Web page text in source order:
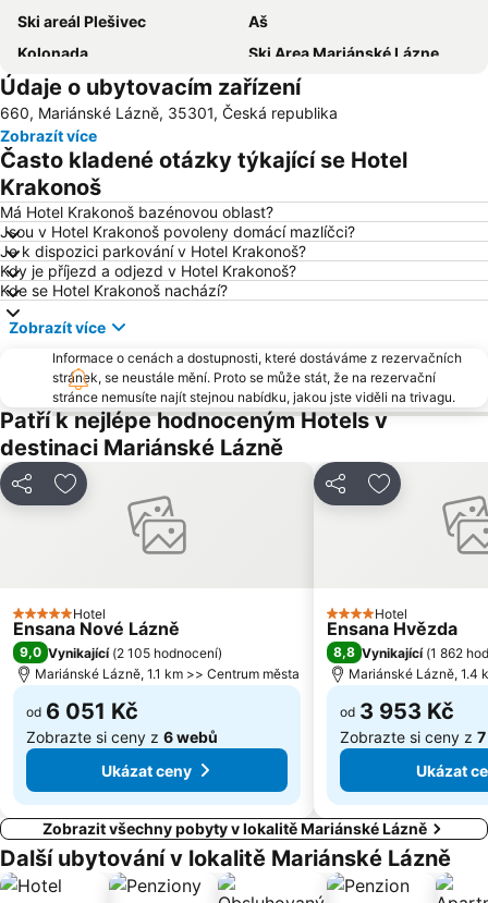
Ski areál Plešivec
Aš
Kolonada
Ski Area Mariánské Lázne
Sibyllenbad
Promenáda
Jáchymov Střed
Tržní kolonáda
Dostihové závodiště Karlovy Vary
Mlýnská kolonáda
Ski Centrum Bublava - Stříbrná
Lázně I
Aquaforum
Horské středisko Pam
Vřídelní kolonáda
Švýcarská Bouda – Abertamy
Krajka – Kraslice
Cristal Palace
Kurpark
Klášter Teplá
Letiště Karlovy Vary
Golf Resort Karlovy Vary
Jan Becher Muzeum - Becherovka
Státní zámek Manětín
Kladrubský klášter
Heiterer Blick
Sadová kolonáda
Chyše
Saporo – Kraslice
Náprava – Jáchymov-Nové Město
Skipot – Ski areál Potůčky
Údaje o ubytovacím zařízení
660, Mariánské Lázně, 35301, Česká republika
Zobrazít více
Často kladené otázky týkající se Hotel
Krakonoš
Má Hotel Krakonoš bazénovou oblast?
Jsou v Hotel Krakonoš povoleny domácí mazlíčci?
Je k dispozici parkování v Hotel Krakonoš?
Kdy je příjezd a odjezd v Hotel Krakonoš?
Kde se Hotel Krakonoš nachází?
Zobrazít více
Informace o cenách a dostupnosti, které dostáváme z rezervačních
stránek, se neustále mění. Proto se může stát, že na rezervační
stránce nemusíte najít stejnou nabídku, jakou jste viděli na trivagu.
Patří k nejlépe hodnoceným Hotels v
destinaci Mariánské Lázně
Sdílet Přidat na seznam oblíbených hotelů
5 Počet hvězdiček
Hotel
Ensana Nové Lázně
9,0 Vynikající (2 105 hodnocení)
Mariánské Lázně, 1.1 km >> Centrum města
od 6 051 Kč
Zobrazte si ceny z 6 webů
Ukázat ceny
Sdílet Přidat na
4 Počet hvězdiček
Hotel
Ensana Hvězda
8,8 Vynikající (1 862
Mariánské Lázně, 1.4
od 3 953 Kč
Zobrazte si ceny z
Ukázat
Zobrazit všechny pobyty v lokalitě Mariánské Lázně
Další ubytování v lokalitě Mariánské Lázně